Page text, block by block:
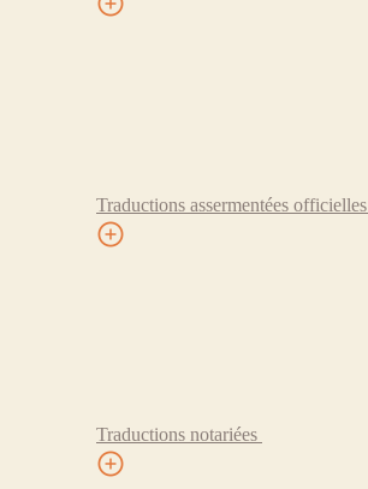
Traductions assermentées officielles
Traductions notariées